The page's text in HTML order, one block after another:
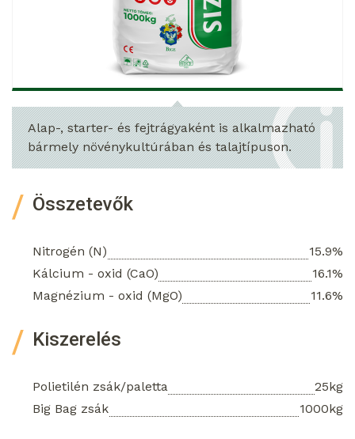
Alap-, starter- és fejtrágyaként is alkalmazható
bármely növénykultúrában és talajtípuson.
Összetevők
Nitrogén (N)
15.9%
Kálcium - oxid (CaO)
16.1%
Magnézium - oxid (MgO)
11.6%
Kiszerelés
Polietilén zsák/paletta
25kg
Big Bag zsák
1000kg